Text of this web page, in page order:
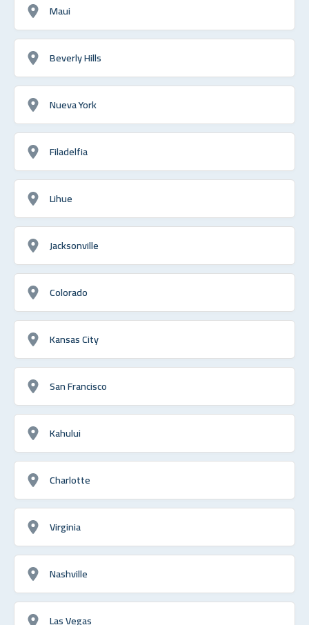
Maui
Beverly Hills
Nueva York
Filadelfia
Lihue
Jacksonville
Colorado
Kansas City
San Francisco
Kahului
Charlotte
Virginia
Nashville
Las Vegas